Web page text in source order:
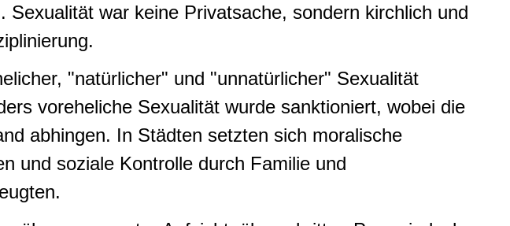
Sexualität war keine Privatsache, sondern kirchlich und
.
"natürlicher" und "unnatürlicher" Sexualität
voreheliche Sexualität wurde sanktioniert, wobei die
abhingen. In Städten setzten sich moralische
und soziale Kontrolle durch Familie und